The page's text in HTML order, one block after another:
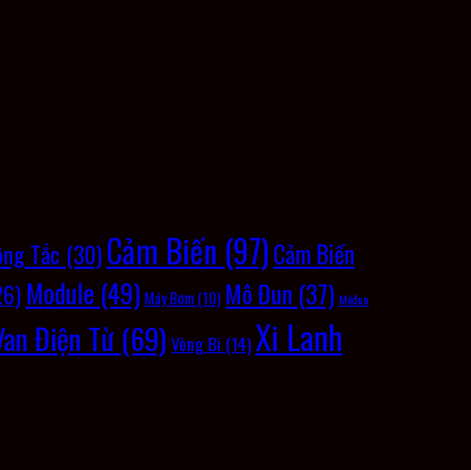
Tắc (30)Cảm Biến (97)Cảm Biến
Module (49) Máy Bơm(10) Mô Đun (37) Môđun
Điện Từ (69) Vòng Bi (14)Xi Lanh